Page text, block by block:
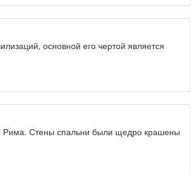
основной его чертой является
Рима. Стены спальни были щедро крашены